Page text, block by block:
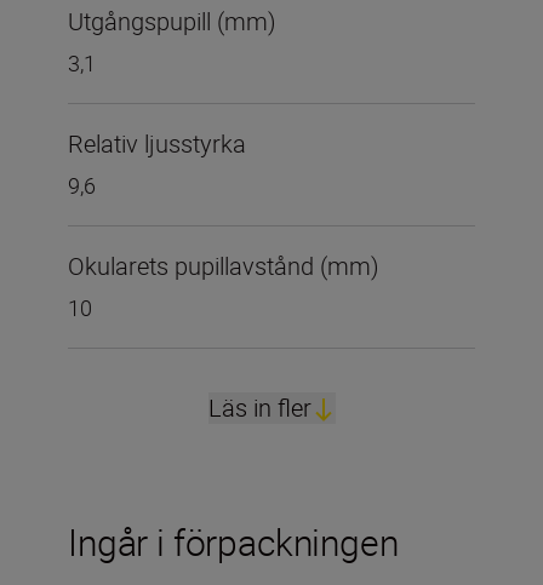
Utgångspupill (mm)
3,1
Relativ ljusstyrka
9,6
Okularets pupillavstånd (mm)
10
Läs in fler
Ingår i förpackningen